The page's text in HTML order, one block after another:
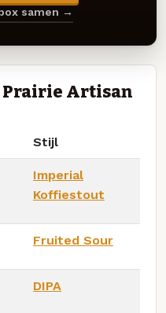
samen →
Prairie Artisan
Stijl
Imperial
Koffiestout
Fruited Sour
DIPA